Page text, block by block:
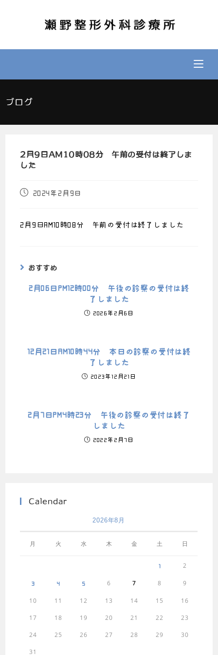
ブログ
2月9日AM10時08分 午前の受付は終了しま
した
2024年2月9日
2月9日AM10時08分 午前の受付は終了しました
おすすめ
2月06日PM12時00分 午後の診察の受付は終
了しました
2026年2月6日
12月21日AM10時44分 本日の診察の受付は終
了しました
2023年12月21日
2月7日PM4時23分 午後の診察の受付は終了
しました
2022年2月7日
Calendar
2026年8月
月 火 水 木 金 土 日
1 2
3 4 5 6 7 8 9
10 11 12 13 14 15 16
17 18 19 20 21 22 23
24 25 26 27 28 29 30
31